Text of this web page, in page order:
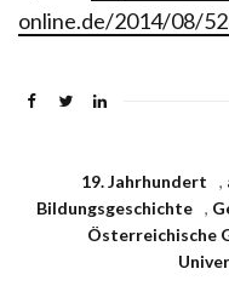
online.de/2014/08/
19. Jahrhundert ,
Bildungsgeschichte ,
Österreichische